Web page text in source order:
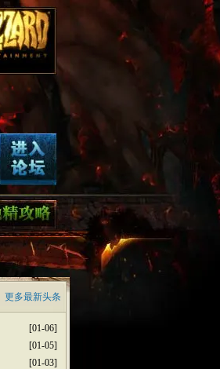
更多最新头条
[01-06]
[01-05]
[01-03]